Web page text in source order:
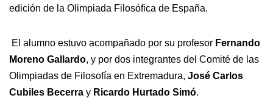
edición de la Olimpiada Filosófica de España.
El alumno estuvo acompañado por su profesor Fernando
Moreno Gallardo, y por dos integrantes del Comité de las
Olimpiadas de Filosofía en Extremadura, José Carlos
Cubiles Becerra y Ricardo Hurtado Simó.